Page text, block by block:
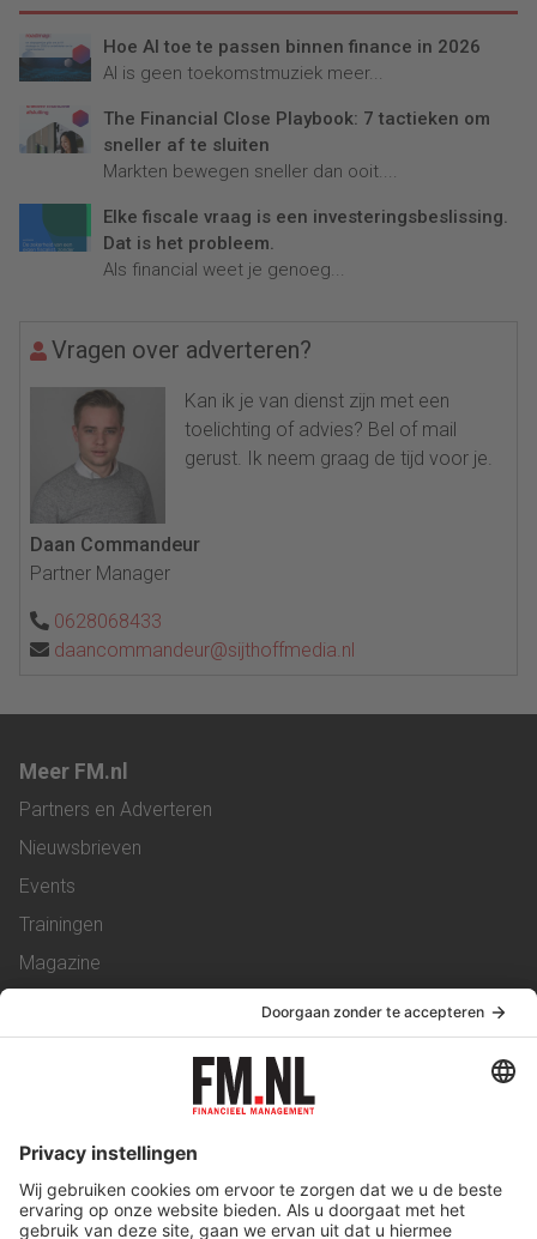
Hoe AI toe te passen binnen finance in 2026
AI is geen toekomstmuziek meer...
The Financial Close Playbook: 7 tactieken om
sneller af te sluiten
Markten bewegen sneller dan ooit....
Elke fiscale vraag is een investeringsbeslissing.
Dat is het probleem.
Als financial weet je genoeg...
Vragen over adverteren?
Kan ik je van dienst zijn met een
toelichting of advies? Bel of mail
gerust. Ik neem graag de tijd voor je.
Daan Commandeur
Partner Manager
0628068433
daancommandeur@sijthoffmedia.nl
Meer FM.nl
Partners en Adverteren
Nieuwsbrieven
Events
Trainingen
Magazine
Service & Contact
Werken bij ons
Privacy Statement
Algemene Voorwaarden